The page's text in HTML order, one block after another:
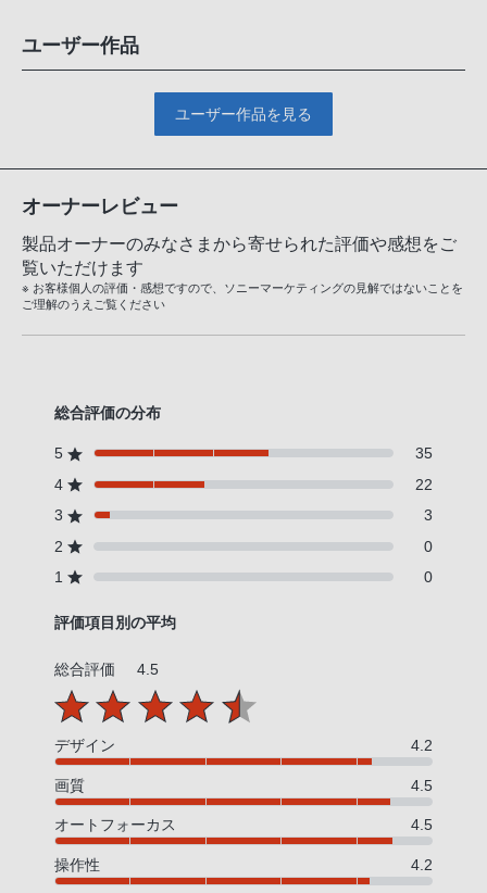
ユーザー作品
ユーザー作品を見る
オーナーレビュー
製品オーナーのみなさまから寄せられた評価や感想をご
覧いただけます
※ お客様個人の評価・感想ですので、ソニーマーケティングの見解ではないことを
ご理解のうえご覧ください
総合評価の分布
5
35
4
22
3
3
2
0
1
0
評価項目別の平均
総合評価 4.5
デザイン 4.2
画質 4.5
オートフォーカス 4.5
操作性 4.2